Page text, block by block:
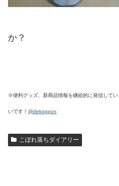
か？
※便利グッズ、新商品情報を継続的に発信してい
いです！ @dekoppon
こぼれ落ちダイアリー